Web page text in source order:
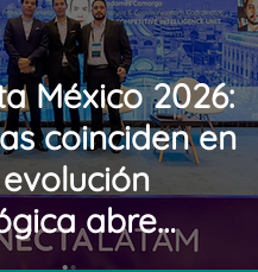
México 2026:
coinciden en
abre